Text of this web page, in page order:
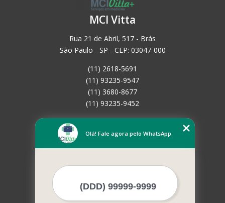
MCI Vitta
Rua 21 de Abril, 517 - Brás
São Paulo - SP - CEP: 03047-000
(11) 2618-5691
(11) 93235-9547
(11) 3680-8677
(11) 93235-9452
Empresa
Contato
Mais Serviços
Olá! Fale agora pelo WhatsApp.